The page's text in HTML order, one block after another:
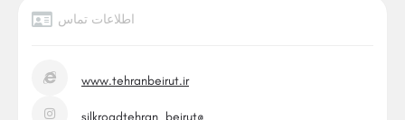
اطلاعات تماس
www.tehranbeirut.ir
silkroadtehran_beirut@